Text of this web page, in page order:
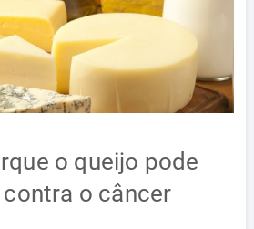
o queijo pode
o câncer